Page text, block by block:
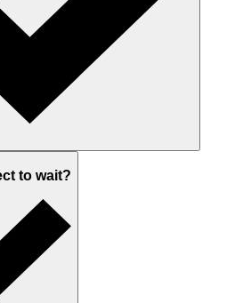
to wait?